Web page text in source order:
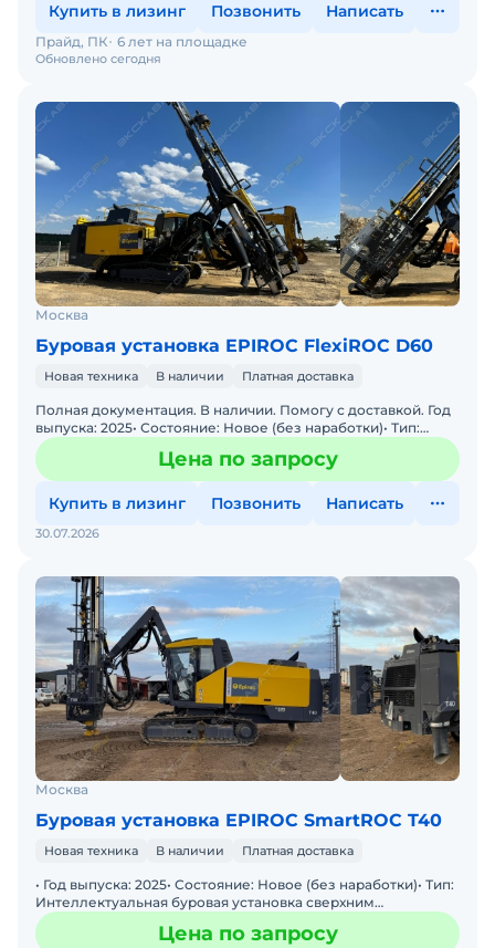
Купить в лизинг Позвонить Написать
Обновлено сегодня
Прайд, ПК 6 лет на площадке
Москва
Буровая установка EPIROC FlexiROC D60
Новая техника В наличии Платная доставка
Полная документация. В наличии. Помогу с доставкой. Год
выпуска: 2025• Состояние: Новое (без наработки)• Тип:
Пневмоударная буровая установка(DTH).&b
Цена по запросу
Купить в лизинг Позвонить Написать
30.07.2026
Москва
Буровая установка EPIROC SmartROC T40
Новая техника В наличии Платная доставка
• Год выпуска: 2025• Состояние: Новое (без наработки)• Тип:
Интеллектуальная буровая установка сверхним
ударником.• Преимущества: Высокая то
Цена по запросу